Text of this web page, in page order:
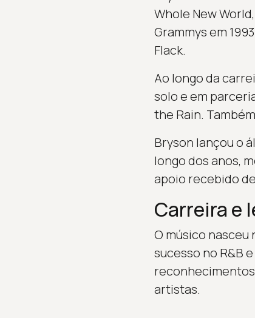
Whole New
Grammys em
Flack.
Ao longo da
solo e em
the Rain.
Bryson lançou o
longo dos anos,
apoio recebido
Carreira e
O músico
sucesso no R&B
artistas.